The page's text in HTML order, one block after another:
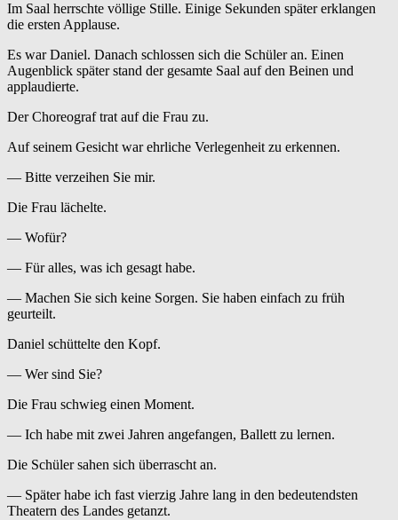
Im Saal herrschte völlige Stille. Einige Sekunden später erklangen
die ersten Applause.
Es war Daniel. Danach schlossen sich die Schüler an. Einen
Augenblick später stand der gesamte Saal auf den Beinen und
applaudierte.
Der Choreograf trat auf die Frau zu.
Auf seinem Gesicht war ehrliche Verlegenheit zu erkennen.
— Bitte verzeihen Sie mir.
Die Frau lächelte.
— Wofür?
— Für alles, was ich gesagt habe.
— Machen Sie sich keine Sorgen. Sie haben einfach zu früh
geurteilt.
Daniel schüttelte den Kopf.
— Wer sind Sie?
Die Frau schwieg einen Moment.
— Ich habe mit zwei Jahren angefangen, Ballett zu lernen.
Die Schüler sahen sich überrascht an.
— Später habe ich fast vierzig Jahre lang in den bedeutendsten
Theatern des Landes getanzt.